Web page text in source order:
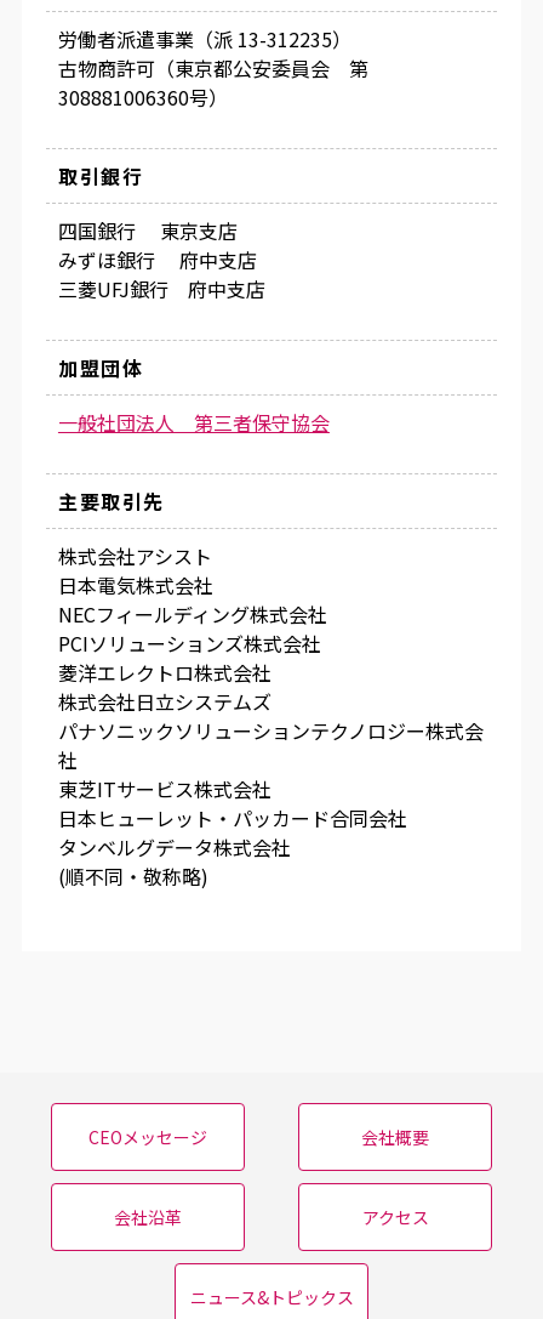
労働者派遣事業（派 13-312235）
古物商許可（東京都公安委員会 第
308881006360号）
取引銀行
四国銀行 東京支店
みずほ銀行 府中支店
三菱UFJ銀行 府中支店
加盟団体
一般社団法人 第三者保守協会
主要取引先
株式会社アシスト
日本電気株式会社
NECフィールディング株式会社
PCIソリューションズ株式会社
菱洋エレクトロ株式会社
株式会社日立システムズ
パナソニックソリューションテクノロジー株式会
社
東芝ITサービス株式会社
日本ヒューレット・パッカード合同会社
タンベルグデータ株式会社
(順不同・敬称略)
CEOメッセージ 会社概要
会社沿革 アクセス
ニュース&トピックス